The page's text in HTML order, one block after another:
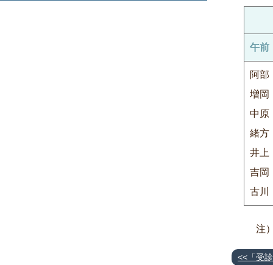
午前
阿部
増岡
中原
緒方
井上
吉岡
古川
注
<<「受